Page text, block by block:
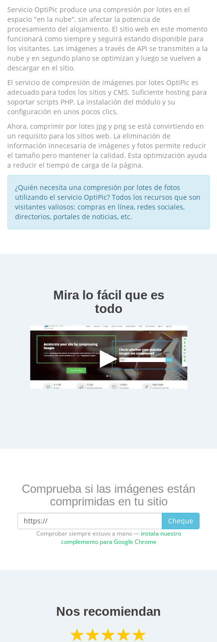
Servicio OptiPic produce una compresión por lotes en el
espacio "en la nube", sin afectar la potencia de
procesamiento del alojamiento. El sitio web en este momento
funcionará como siempre y seguirá estando disponible para
los visitantes. Las imágenes a través de API se transmiten a la
nube y en segundo plano se optimizan y luego se vuelven a
descargar en el sitio.
El servicio de compresión de imágenes por lotes OptiPic es
adecuado para todos los sitios y CMS. Suficiente hosting para
soportar scripts PHP. La instalación del módulo y su
configuración en unos pocos clics.
Ahora, comprimir por lotes jpg y png se está convirtiendo en
un requisito para los sitios web. La eliminación de
información innecesaria de imágenes y fotos permite reducir
el tamaño pero mantener la calidad. Esta optimización ayuda
a reducir el tiempo de carga de la página.
¿Quién necesita una compresión por lotes de fotos
utilizando el servicio OptiPic? Todos los recursos que son
visitantes valiosos: compras en línea, redes sociales,
directorios, portales de noticias, etc.
Mira lo fácil que es
todo
Comprueba si las imágenes están
comprimidas en tu sitio
Cheque
Comprobar siempre estuvo a mano — instala nuestro
complemento para Google Chrome
Nos recomiendan